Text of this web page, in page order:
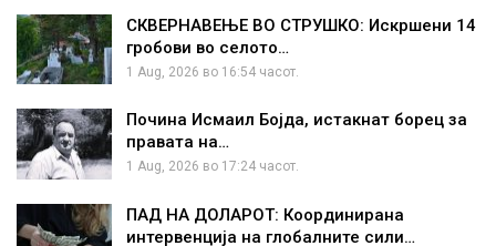
СКВЕРНАВЕЊЕ ВО СТРУШКО: Искршени 14
гробови во селото…
1 Aug, 2026 во 16:54 часот.
Почина Исмаил Бојда, истакнат борец за
правата на…
1 Aug, 2026 во 17:24 часот.
ПАД НА ДОЛАРОТ: Координирана
интервенција на глобалните сили…